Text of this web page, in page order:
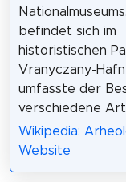
befindet sich im
historistischen
Vranyczany-
umfasste der
verschiedene
Wikipedia:
Website